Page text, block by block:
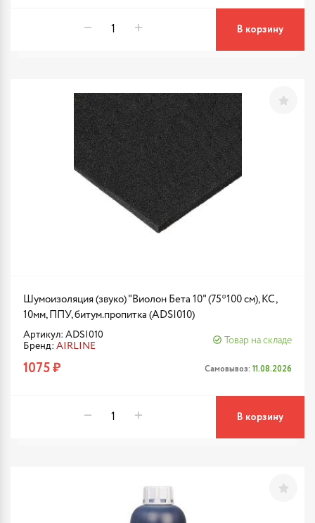
В корзину
Шумоизоляция (звуко) "Виолон Бета 10" (75*100 см), КС,
10мм, ППУ, битум.пропитка (ADSI010)
Артикул: ADSI010
Бренд: AIRLINE
Товар на складе
1075 ₽ Самовывоз: 11.08.2026
В корзину